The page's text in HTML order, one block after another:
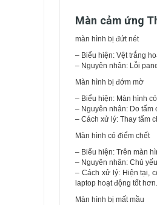
Màn cảm ứng
màn hình bị đứt nét
– Biểu hiện: Vệt trắng
– Nguyên nhân: Lỗi
Màn hình bị đớm mờ
– Biểu hiện: Màn hình
– Nguyên nhân: Do tấm
– Cách xử lý: Thay tấm
Màn hình có điểm chết
– Biểu hiện: Trên màn
– Nguyên nhân: Chủ
– Cách xử lý: Hiện tại,
laptop hoạt động tốt hơn.
Màn hình bị mất mầu